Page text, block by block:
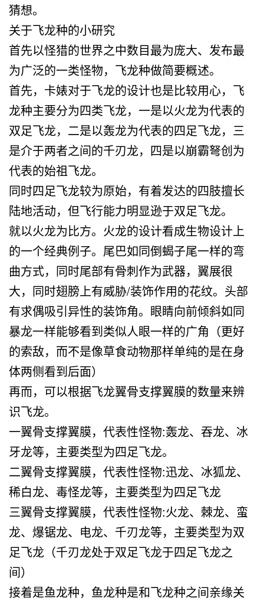
猜想。
关于飞龙种的小研究
首先以怪猎的世界之中数目最为庞大、发布最
为广泛的一类怪物，飞龙种做简要概述。
首先，卡婊对于飞龙的设计也是比较用心，飞
龙种主要分为四类飞龙，一是以火龙为代表的
双足飞龙，二是以轰龙为代表的四足飞龙，三
是介于两者之间的千刃龙，四是以崩霸弩创为
代表的始祖飞龙。
同时四足飞龙较为原始，有着发达的四肢擅长
陆地活动，但飞行能力明显逊于双足飞龙。
就以火龙为比方。火龙的设计看成生物设计上
的一个经典例子。尾巴如同倒蝎子尾一样的弯
曲方式，同时尾部有骨刺作为武器，翼展很
大，同时翅膀上有威胁/装饰作用的花纹。头部
有求偶吸引异性的装饰角。眼睛向前倾斜如同
暴龙一样能够看到类似人眼一样的广角（更好
的索敌，而不是像草食动物那样单纯的是在身
体两侧看到后面）
再而，可以根据飞龙翼骨支撑翼膜的数量来辨
识飞龙。
一翼骨支撑翼膜，代表性怪物:轰龙、吞龙、冰
牙龙等，主要类型为四足飞龙。
二翼骨支撑翼膜，代表性怪物:迅龙、冰狐龙、
稀白龙、毒怪龙等，主要类型为四足飞龙
三翼骨支撑翼膜，代表性怪物:火龙、棘龙、蛮
龙、爆锯龙、电龙、千刃龙等，主要类型为双
足飞龙（千刃龙处于双足飞龙于四足飞龙之
间）
接着是鱼龙种，鱼龙种是和飞龙种之间亲缘关